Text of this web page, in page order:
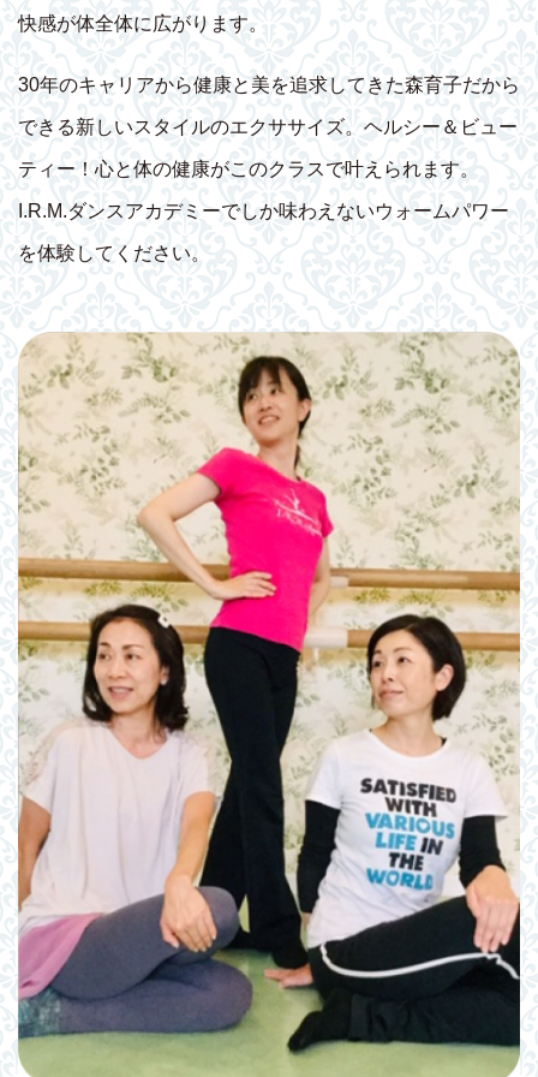
快感が体全体に広がります。
30年のキャリアから健康と美を追求してきた森育子だから
できる新しいスタイルのエクササイズ。ヘルシー＆ビュー
ティー！心と体の健康がこのクラスで叶えられます。
I.R.M.ダンスアカデミーでしか味わえないウォームパワー
を体験してください。